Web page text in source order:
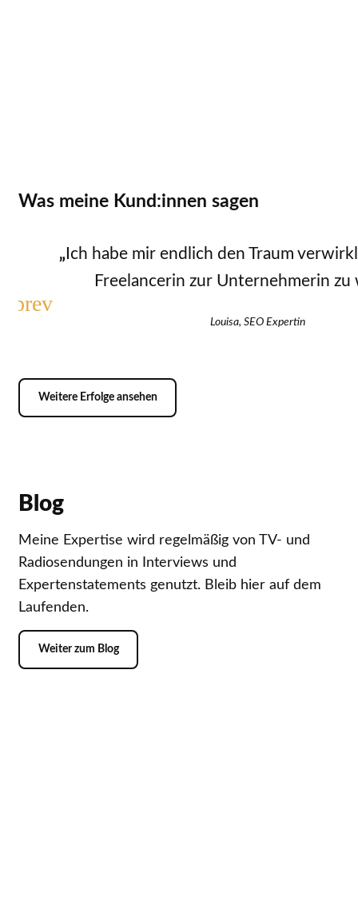
Was meine Kund:innen sagen
Ich habe mir endlich den Traum
Freelancerin zur Unternehmerin zu
Louisa, SEO Expertin
Weitere Erfolge ansehen
Blog
Meine Expertise wird regelmäßig von TV- und
Radiosendungen in Interviews und
Expertenstatements genutzt. Bleib hier auf dem
Laufenden.
Weiter zum Blog